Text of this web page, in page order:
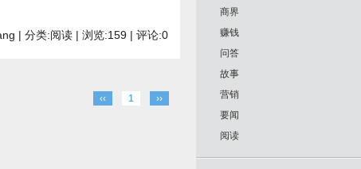
| 分类:阅读 | 浏览:159 | 评论:0
‹‹ 1 ››
商界
赚钱
问答
故事
营销
要闻
阅读